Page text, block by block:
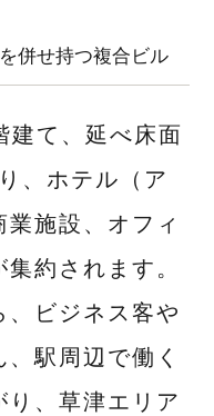
併せ持つ複合ビル
建て、延べ床面
、ホテル（ア
施設、オフィ
約されます。
、ビジネス客や
駅周辺で働く
り、草津エリア